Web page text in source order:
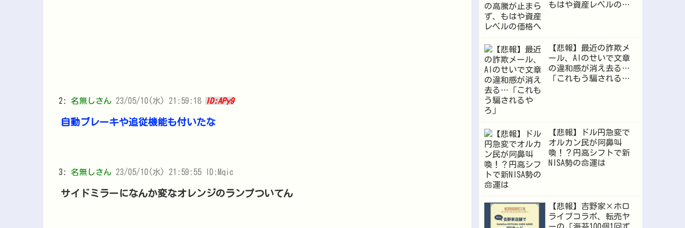
2: 名無しさん 23/05/10(水) 21:59:18 ID:APy9
自動ブレーキや追従機能も付いたな
3: 名無しさん 23/05/10(水) 21:59:55 ID:Mqic
サイドミラーになんか変なオレンジのランプついてん
もはや資産レベルの価
【悲報】最近の詐欺メ
ール、AIのせいで文章
の違和感が消え去る…
「これもう騙されるや
【悲報】ドル円急変で
オルカン民が阿鼻叫
喚！？円高シフトで新
NISA勢の命運は
【悲報】吉野家×ホロ
ライブコラボ、転売ヤ